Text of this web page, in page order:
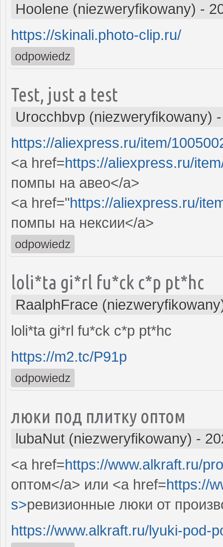
Hoolene (niezweryfikowany) -
https://skinali.photo-clip.ru/
odpowiedz
Test, just a test
Urocchbvp (niezweryfikowany)
https://aliexpress.ru/item/
<a href=https://aliexpress.ru/
помпы на авео</a>
<a href="https://aliexpress.ru/
помпы на нексии</a>
odpowiedz
loli*ta gi*rl fu*ck c*p pt*hc
RaalphFrace
loli*ta gi*rl fu*ck c*p pt*hc
https://m2.tc/P91p
odpowiedz
люки под плитку оптом
lubaNut (niezweryfikowany) -
<a href=https://www.alkraft.ru/
оптом</a> или <a href=https://
s>ревизионные люки от
https://www.alkraft.ru/lyuki-pod-